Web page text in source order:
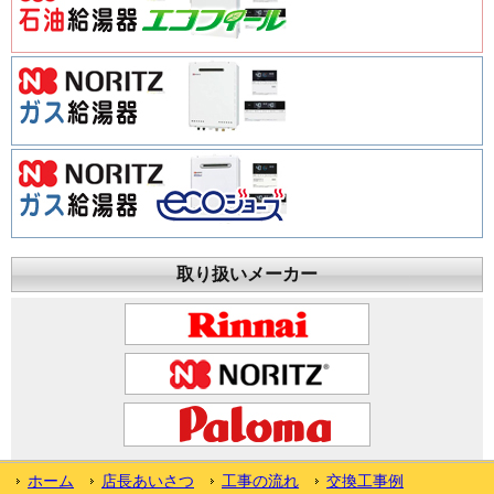
取り扱いメーカー
ホーム 店長あいさつ 工事の流れ 交換工事例